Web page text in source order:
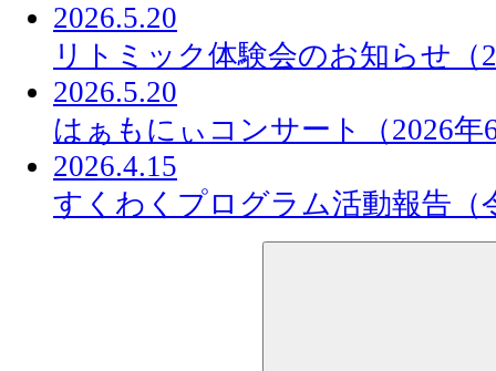
2026.5.20
リトミック体験会のお知らせ（
2026.5.20
はぁもにぃコンサート（2026年
2026.4.15
すくわくプログラム活動報告（